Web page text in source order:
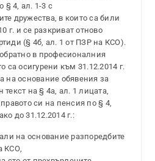
§ 4, ал. 1-3 с
дружества, в които са били
г. и се разкриват отново
(§ 4б, ал. 1 от ПЗР на КСО).
в професионалния
са осигурени към 31.12.2014 г.
на основание обявения за
текст на § 4а, ал. 1 лицата,
си на пенсия по § 4,
до 31.12.2014 г.:
на основание разпоредбите
КСО,